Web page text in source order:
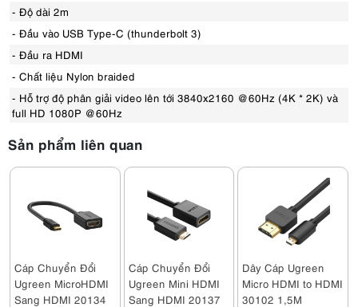
- Độ dài 2m
- Đầu vào USB Type-C (thunderbolt 3)
- Đầu ra HDMI
- Chất liệu Nylon braided
- Hỗ trợ độ phân giải video lên tới 3840x2160 @ 60Hz (4K * 2K) và
full HD 1080P @ 60Hz
Sản phẩm liên quan
Cáp Chuyển Đổi
Ugreen MicroHDMI
Sang HDMI 20134
Cáp Chuyển Đổi
Ugreen Mini HDMI
Sang HDMI 20137
Dây Cáp Ugreen
Micro HDMI to HDMI
30102 1,5M